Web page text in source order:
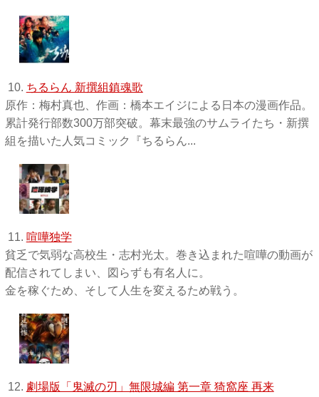
10. ちるらん 新撰組鎮魂歌
原作：梅村真也、作画：橋本エイジによる日本の漫画作品。
累計発行部数300万部突破。幕末最強のサムライたち・新撰
組を描いた人気コミック『ちるらん...
11. 喧嘩独学
貧乏で気弱な高校生・志村光太。巻き込まれた喧嘩の動画が
配信されてしまい、図らずも有名人に。
金を稼ぐため、そして人生を変えるため戦う。
12. 劇場版「鬼滅の刃」無限城編 第一章 猗窩座 再来